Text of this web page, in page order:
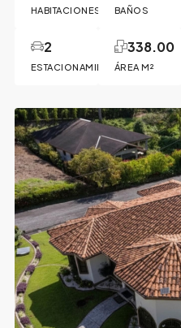
HABITACIONES BAÑOS
ESTACIONAMIENTOS
2
ÁREA M²
338.00